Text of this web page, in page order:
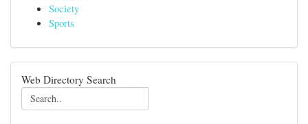
Society
Sports
Web Directory Search